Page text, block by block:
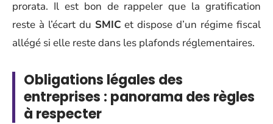
prorata. Il est bon de rappeler que la gratification
reste à l’écart du SMIC et dispose d’un régime fiscal
allégé si elle reste dans les plafonds réglementaires.
Obligations légales des
entreprises : panorama des règles
à respecter